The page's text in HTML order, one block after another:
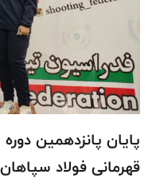
پایان پانزدهمین
قهرمانی فولاد سپاهان